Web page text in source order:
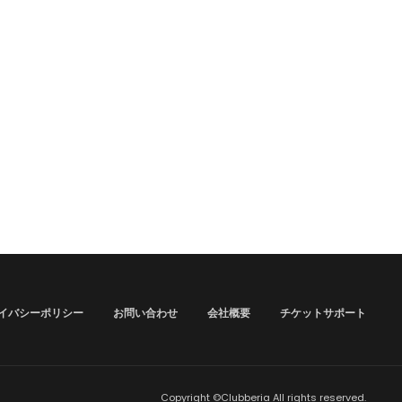
バシーポリシー お問い合わせ 会社概要 チケットサポート
Copyright ©Clubberia All rights reserved.